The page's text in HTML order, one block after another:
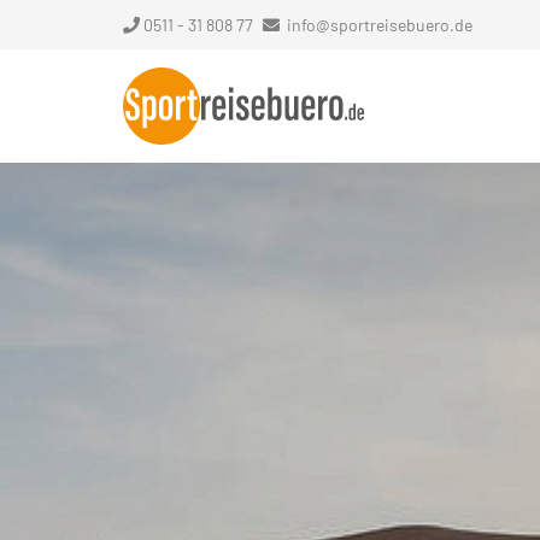
0511 - 31 808 77 info@sportreisebuero.de